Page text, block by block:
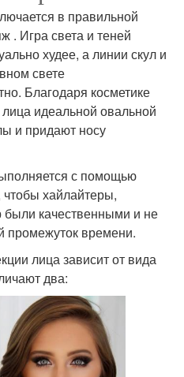
в правильной
. Игра света и теней
худее, а линии скул и
свете
Благодаря косметике
идеальной овальной
и придают носу
с помощью
хайлайтеры,
были качественными и не
промежуток времени.
лица зависит от вида
два: